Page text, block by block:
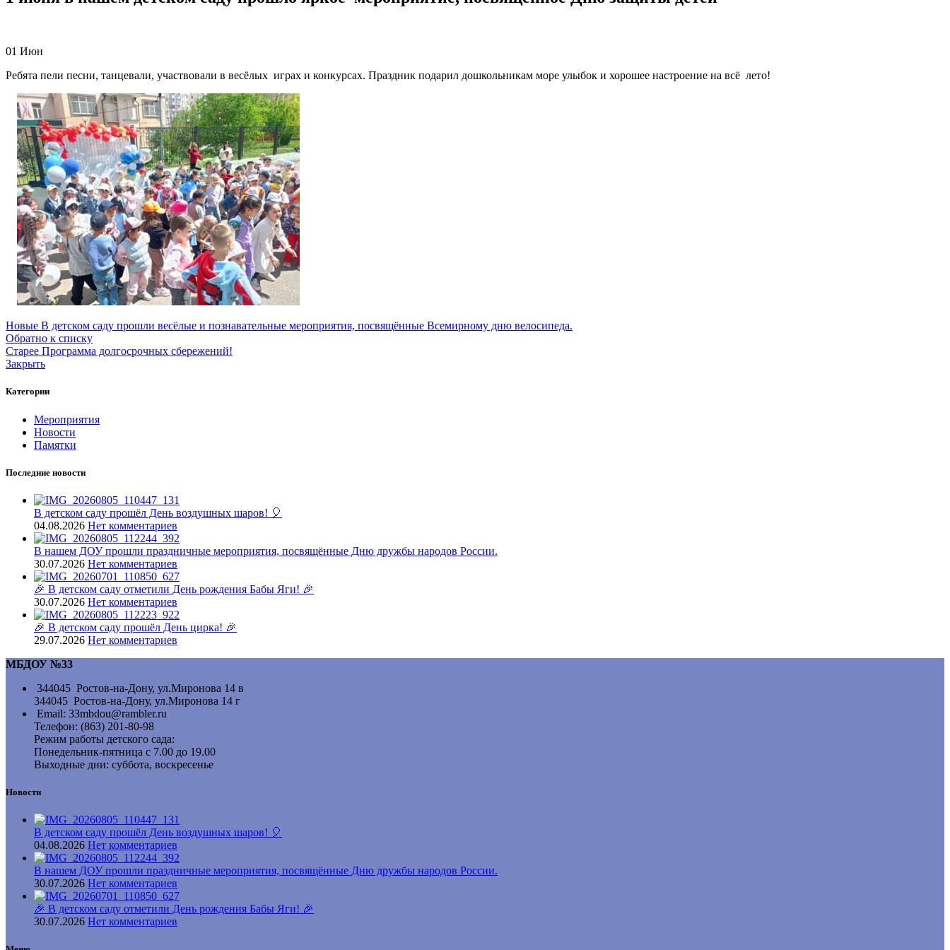
01 Июн
Ребята пели песни, танцевали, участвовали в весёлых играх и конкурсах. Праздник подарил дошкольникам море улыбок и хорошее настроение на всё лето!
Новые В детском саду прошли весёлые и познавательные мероприятия, посвящённые Всемирному дню велосипеда.
Обратно к списку
Старее Программа долгосрочных сбережений!
Закрыть
Категории
Мероприятия
Новости
Памятки
Последние новости
В детском саду прошёл День воздушных шаров! 🎈
04.08.2026 Нет комментариев
В нашем ДОУ прошли праздничные мероприятия, посвящённые Дню дружбы народов России.
30.07.2026 Нет комментариев
🎉 В детском саду отметили День рождения Бабы Яги! 🎉
30.07.2026 Нет комментариев
🎉 В детском саду прошёл День цирка! 🎉
29.07.2026 Нет комментариев
МБДОУ №33
344045 Ростов-на-Дону, ул.Миронова 14 в
344045 Ростов-на-Дону, ул.Миронова 14 г
Email: 33mbdou@rambler.ru
Телефон: (863) 201-80-98
Режим работы детского сада:
Понедельник-пятница с 7.00 до 19.00
Выходные дни: суббота, воскресенье
Новости
В детском саду прошёл День воздушных шаров! 🎈
04.08.2026 Нет комментариев
В нашем ДОУ прошли праздничные мероприятия, посвящённые Дню дружбы народов России.
30.07.2026 Нет комментариев
🎉 В детском саду отметили День рождения Бабы Яги! 🎉
30.07.2026 Нет комментариев